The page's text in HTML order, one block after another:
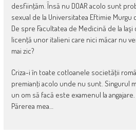
desfiinţăm. Însă nu DOAR acolo sunt
sexual de la Universitatea Eftimie Murgu
De spre Facultatea de Medicină de la
licenţă unor italieni care nici măcar nu
mai zic?
Criza-i în toate cotloanele societăţii
premianţi acolo unde nu sunt. Singurul
un om să facă este examenul la
Părerea mea…